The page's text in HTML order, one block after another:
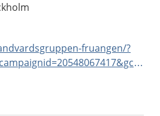
fruangen/?
gad_source=1&gad_campaignid=20548067417&gclid=EAIaIQobChMIr_H_0YfPkwMVQ1WRBR3hrz3CEAAYASAAEgJ8hfD_BwE